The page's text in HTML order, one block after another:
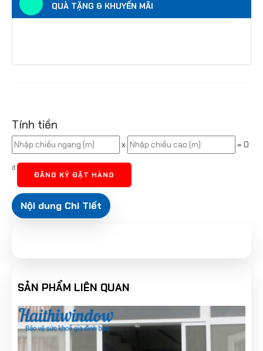
QUÀ TẶNG & KHUYẾN MÃI
Tính tiền
x = 0
đ
ĐĂNG KÝ ĐẶT HÀNG
Nội dung Chi Tiết
SẢN PHẨM LIÊN QUAN